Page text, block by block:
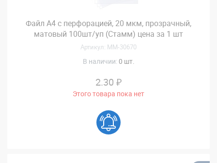
Файл А4 с перфорацией, 20 мкм, прозрачный,
матовый 100шт/уп (Стамм) цена за 1 шт
Артикул: MM-30670
В наличии: 0 шт.
2.30 ₽
Этого товара пока нет